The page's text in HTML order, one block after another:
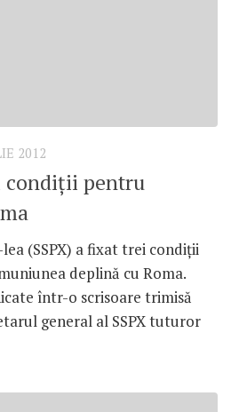
2012
condiţii pentru
(SSPX) a fixat trei condiţii
deplină cu Roma.
într-o scrisoare trimisă
general al SSPX tuturor